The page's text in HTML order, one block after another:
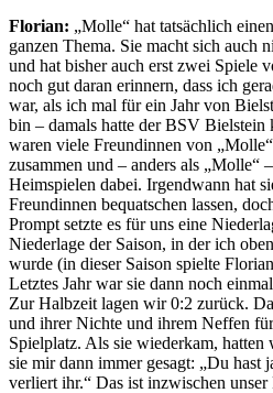
Florian: „Molle“ hat tatsächlich
ganzen Thema. Sie macht sich auch
und hat bisher auch erst zwei Spiele
noch gut daran erinnern, dass ich
war, als ich mal für ein Jahr von
bin – damals hatte der BSV Bielstein
waren viele Freundinnen von
zusammen und – anders als „Molle“
Heimspielen dabei. Irgendwann hat
Freundinnen bequatschen lassen,
Prompt setzte es für uns eine
Niederlage der Saison, in der ich
wurde (in dieser Saison spielte
Letztes Jahr war sie dann noch
Zur Halbzeit lagen wir 0:2 zurück.
und ihrer Nichte und ihrem Neffen
Spielplatz. Als sie wiederkam,
sie mir dann immer gesagt: „Du hast
verliert ihr.“ Das ist inzwischen